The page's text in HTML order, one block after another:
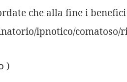
che alla fine i
ipnotico/comatoso/
)